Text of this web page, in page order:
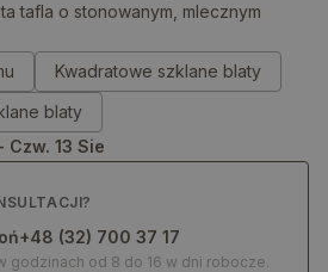
tafla o stonowanym, mlecznym
Kwadratowe szklane blaty
blaty
Czw. 13 Sie
+48 (32) 700 37 17
godzinach od 8 do 16 w dni robocze.